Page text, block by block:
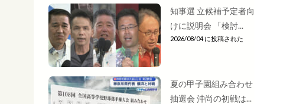
知事選 立候補予定者向
けに説明会 「検討...
2026/08/04 に投稿された
夏の甲子園組み合わせ
抽選会 沖尚の初戦は...